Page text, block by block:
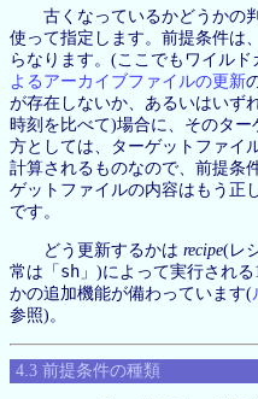
古くなっているかどうかの
使って指定します。前提条件は
らなります。(ここでもワイル
よるアーカイブファイルの更新
が存在しないか、あるいはいず
時刻を比べて)場合に、そのター
方としては、ターゲットファイ
計算されるものなので、前提条
ゲットファイルの内容はもう正
です。
どう更新するかは recipe(レ
常は「 sh 」)によって実行され
かの追加機能が備わっています(
参照)。
4.3 前提条件の種類